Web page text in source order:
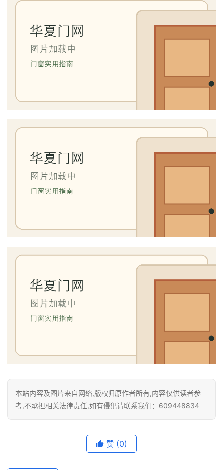
户
卫
门
铸
装
本站内容及图片来自网络,版权归原作者所有,内容仅供读者参
考,不承担相关法律责任,如有侵犯请联系我们：609448834
赞 (0)